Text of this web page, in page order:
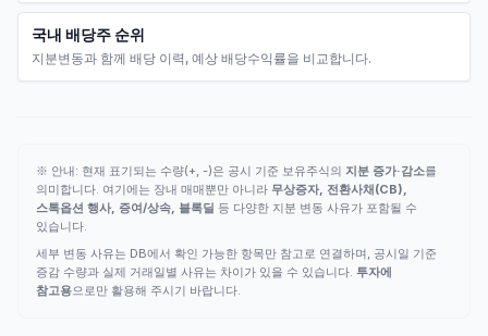
국내 배당주 순위
지분변동과 함께 배당 이력, 예상 배당수익률을 비교합니다.
※ 안내: 현재 표기되는 수량(+, -)은 공시 기준 보유주식의 지분 증가·감소를
의미합니다. 여기에는 장내 매매뿐만 아니라 무상증자, 전환사채(CB),
스톡옵션 행사, 증여/상속, 블록딜 등 다양한 지분 변동 사유가 포함될 수
있습니다.
세부 변동 사유는 DB에서 확인 가능한 항목만 참고로 연결하며, 공시일 기준
증감 수량과 실제 거래일별 사유는 차이가 있을 수 있습니다. 투자에
참고용으로만 활용해 주시기 바랍니다.